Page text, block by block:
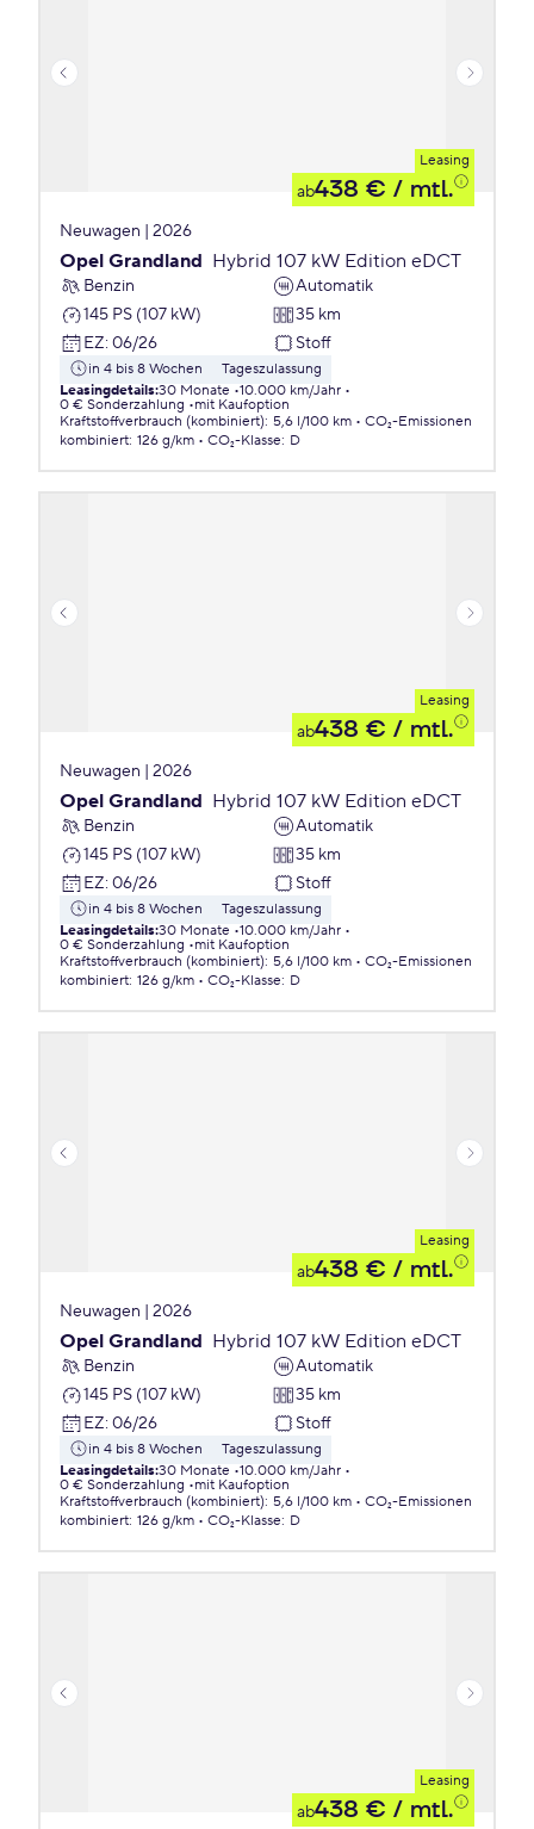
Leasing
ab438 € / mtl.
Neuwagen | 2026
Opel Grandland Hybrid 107 kW Edition eDCT
Benzin
Automatik
145 PS (107 kW)
35 km
EZ: 06/26 Stoff
in 4 bis 8 Wochen
Tageszulassung
Leasingdetails:30 Monate 10.000 km/Jahr
0 € Sonderzahlung
mit Kaufoption
Kraftstoffverbrauch (kombiniert): 5,6 l/100 km
CO₂-Emissionen
kombiniert: 126 g/km CO₂-Klasse: D
Leasing
ab438 € / mtl.
Neuwagen | 2026
Opel Grandland Hybrid 107 kW Edition eDCT
Benzin
Automatik
145 PS (107 kW)
35 km
EZ: 06/26 Stoff
in 4 bis 8 Wochen
Tageszulassung
Leasingdetails:30 Monate 10.000 km/Jahr
0 € Sonderzahlung
mit Kaufoption
Kraftstoffverbrauch (kombiniert): 5,6 l/100 km
CO₂-Emissionen
kombiniert: 126 g/km CO₂-Klasse: D
Leasing
ab438 € / mtl.
Neuwagen | 2026
Opel Grandland Hybrid 107 kW Edition eDCT
Benzin
Automatik
145 PS (107 kW)
35 km
EZ: 06/26 Stoff
in 4 bis 8 Wochen
Tageszulassung
Leasingdetails:30 Monate 10.000 km/Jahr
0 € Sonderzahlung
mit Kaufoption
Kraftstoffverbrauch (kombiniert): 5,6 l/100 km
CO₂-Emissionen
kombiniert: 126 g/km CO₂-Klasse: D
Leasing
ab438 € / mtl.